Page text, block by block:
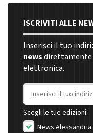
ISCRIVITI ALLE
Inserisci il tuo
newsdirettamente
elettronica.
Indirizzo email
Scegli le tue edizioni:
News Alessandria